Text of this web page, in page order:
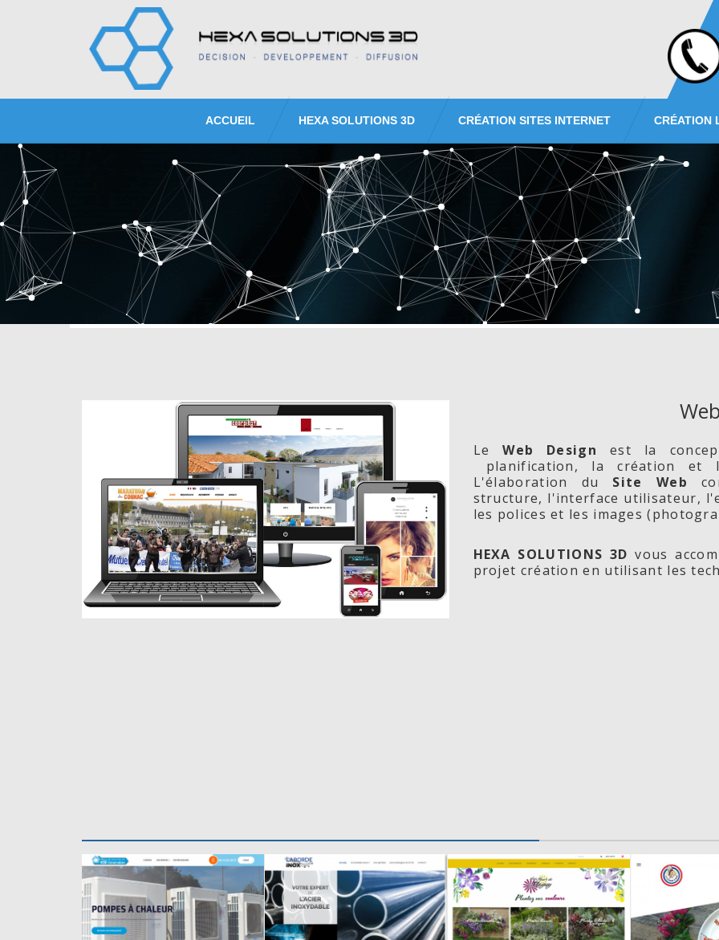
ACCUEIL HEXA SOLUTIONS 3D CRÉATION SITES INTERNET CRÉATION
LeWeb Design est la
planification, la création
L'élaboration du Site Web
structure, l'interface utilisateur,
les polices et les images
HEXA SOLUTIONS 3D vous
projet création en utilisant les